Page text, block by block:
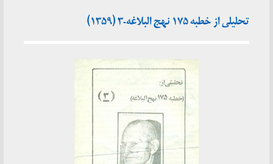
تحلیلی از خطبه ۱۷۵ نهج البلاغه-۳ (۱۳۵۹)